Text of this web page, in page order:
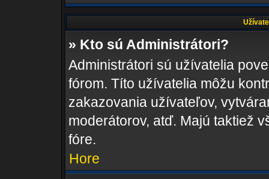
» Kto sú Administrátori?
Administrátori sú užívatelia
fórom. Títo užívatelia môžu
zakazovania užívateľov,
moderátorov, atď. Majú taktiež
fóre.
Hore